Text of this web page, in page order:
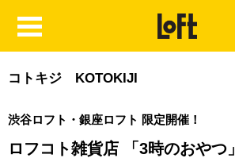
コトキジ KOTOKIJI
渋谷ロフト・銀座ロフト 限定開催！
ロフコト雑貨店 「3時のおやつ」